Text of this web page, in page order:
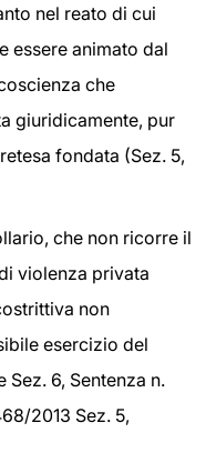
nel reato di cui
essere animato dal
che
giuridicamente, pur
fondata (Sez. 5,
che non ricorre il
violenza privata
non
esercizio del
6, Sentenza n.
2013 Sez. 5,